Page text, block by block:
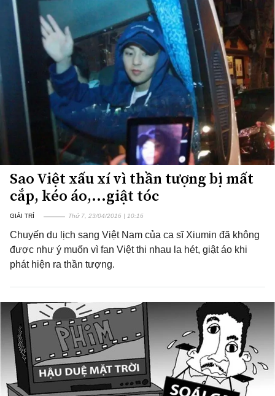
Sao Việt xấu xí vì thần tượng bị mất
cắp, kéo áo,...giật tóc
GIẢI TRÍ Thứ 7, 23/04/2016 | 10:16
Chuyến du lịch sang Việt Nam của ca sĩ Xiumin đã không
được như ý muốn vì fan Việt thi nhau la hét, giật áo khi
phát hiện ra thần tượng.